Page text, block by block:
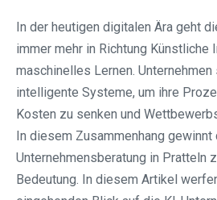
In der heutigen digitalen Ära geht
immer mehr in Richtung Künstliche
maschinelles Lernen.
intelligente Systeme, um ihre
Kosten zu senken und
In diesem Zusammenhang gewinnt
Unternehmensberatung in Pratteln
Bedeutung. In diesem Artikel